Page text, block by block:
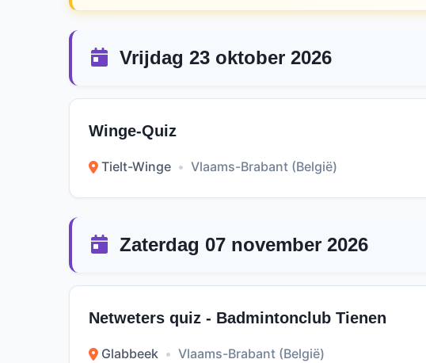
Vrijdag 23 oktober 2026
Winge-Quiz
Tielt-Winge • Vlaams-Brabant (België)
Zaterdag 07 november 2026
Netweters quiz - Badmintonclub Tienen
Glabbeek • Vlaams-Brabant (België)